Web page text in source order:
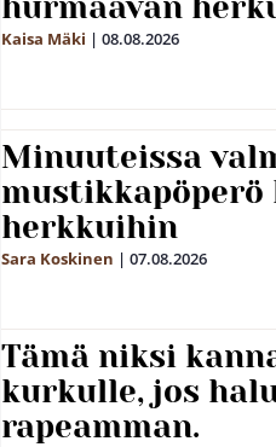
Kaisa Mäki | 08.08.2026
Minuuteissa
mustikkapöperö
herkkuihin
Sara Koskinen | 07.08.2026
Tämä niksi
kurkulle, jos
rapeamman.